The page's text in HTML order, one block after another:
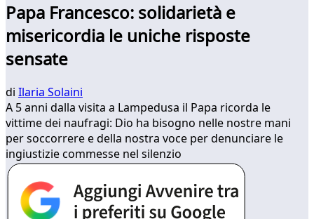
Papa Francesco: solidarietà e
misericordia le uniche risposte
sensate
di Ilaria Solaini
A 5 anni dalla visita a Lampedusa il Papa ricorda le
vittime dei naufragi: Dio ha bisogno nelle nostre mani
per soccorrere e della nostra voce per denunciare le
ingiustizie commesse nel silenzio